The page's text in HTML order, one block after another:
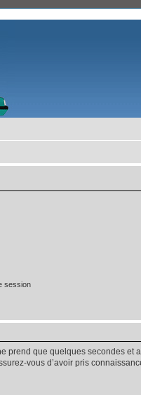
session
prend que quelques secondes
vous d’avoir pris